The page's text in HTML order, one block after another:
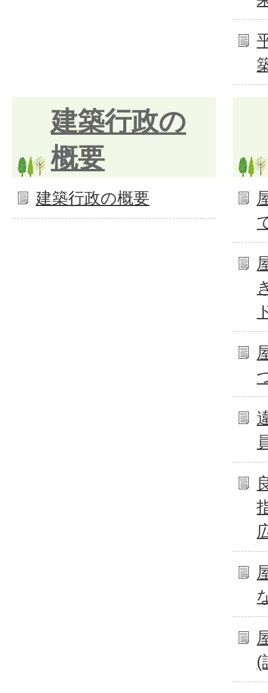
建築行政の
概要
建築行政の概要
(